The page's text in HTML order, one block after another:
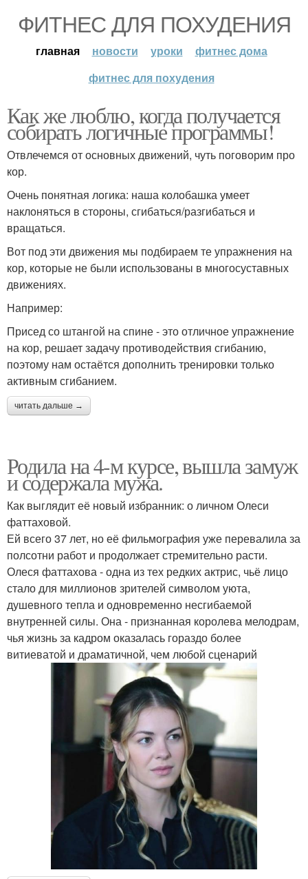
ФИТНЕС ДЛЯ ПОХУДЕНИЯ
главная новости уроки
фитнес дома
фитнес для похудения
Как же люблю, когда получается
собирать логичные программы!
Отвлечемся от основных движений, чуть поговорим про
кор.
Очень понятная логика: наша колобашка умеет
наклоняться в стороны, сгибаться/разгибаться и
вращаться.
Вот под эти движения мы подбираем те упражнения на
кор, которые не были использованы в многосуставных
движениях.
Например:
Присед со штангой на спине - это отличное упражнение
на кор, решает задачу противодействия сгибанию,
поэтому нам остаётся дополнить тренировки только
активным сгибанием.
читать дальше →
Родила на 4-м курсе, вышла замуж
и содержала мужа.
Как выглядит её новый избранник: о личном Олеси
фаттаховой.
Ей всего 37 лет, но её фильмография уже перевалила за
полсотни работ и продолжает стремительно расти.
Олеся фаттахова - одна из тех редких актрис, чьё лицо
стало для миллионов зрителей символом уюта,
душевного тепла и одновременно несгибаемой
внутренней силы. Она - признанная королева мелодрам,
чья жизнь за кадром оказалась гораздо более
витиеватой и драматичной, чем любой сценарий